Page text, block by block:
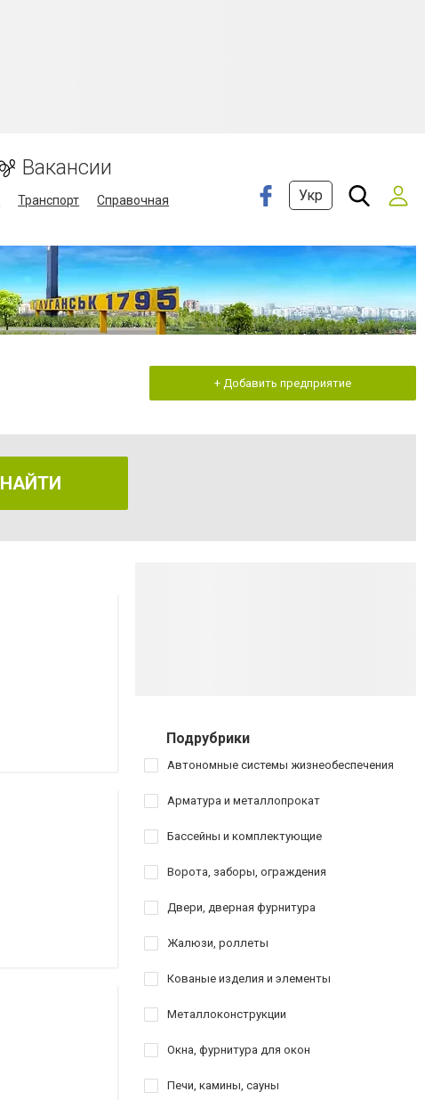
Вакансии
Транспорт
Справочная
Укр
+ Добавить предприятие
НАЙТИ
Подрубрики
Автономные системы жизнеобеспечения
Арматура и металлопрокат
Бассейны и комплектующие
Ворота, заборы, ограждения
Двери, дверная фурнитура
Жалюзи, роллеты
Кованые изделия и элементы
Металлоконструкции
Окна, фурнитура для окон
Печи, камины, сауны